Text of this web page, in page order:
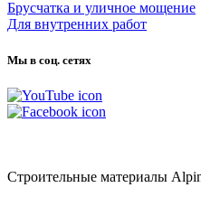
Брусчатка и уличное мощение
Для внутренних работ
Мы в соц. сетях
Строительные материалы